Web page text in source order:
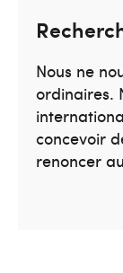
Nous ne
ordinaires.
concevoir
renoncer